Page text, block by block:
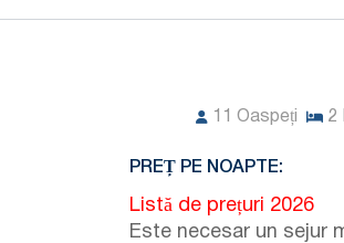
11 Oaspeți 2
PREȚ PE NOAPTE:
Listă de prețuri 2026
Este necesar un sejur